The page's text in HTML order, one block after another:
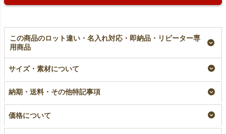
この商品のロット違い・名入れ対応・即納品・リピーター専
用商品
【名入れ大ロット】不
織布アドバッグ 薄手
B5サイズ｜100枚入
（1200枚以上専用）
税込
不織布アドバッグ小判
¥2,200
【名入れ対応】不織布
B5サイズ｜100枚入
サイズ・素材について
納期・送料・その他特記事項
価格について